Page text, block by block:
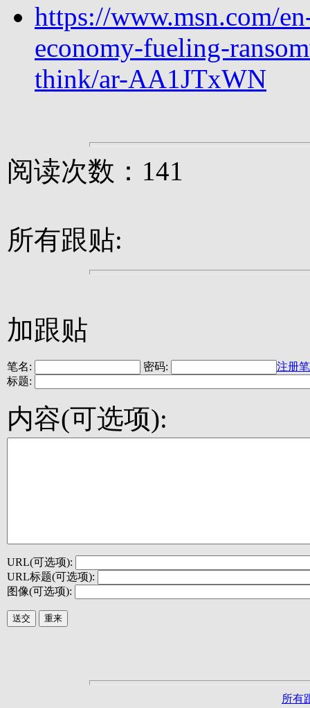
https://www.msn.com/
economy-fueling-
think/ar-AA1JTxWN
阅读次数：141
所有跟贴:
加跟贴
笔名: 密码:
注册
标题:
内容(可选项):
URL(可选项):
URL标题(可选项):
图像(可选项):
所有